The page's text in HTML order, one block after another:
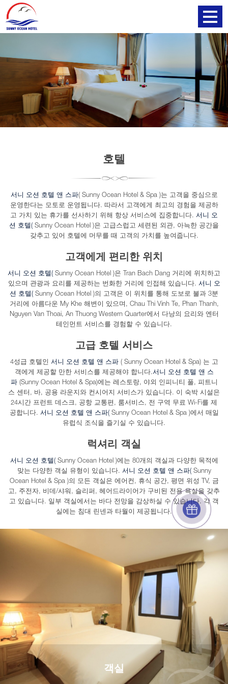
호텔
서니 오션 호텔 앤 스파( Sunny Ocean Hotel & Spa )는 고객을 중심으로
운영한다는 모토로 운영됩니다. 따라서 고객에게 최고의 경험을 제공하
고 가치 있는 휴가를 선사하기 위해 항상 서비스에 집중합니다. 서니 오
션 호텔( Sunny Ocean Hotel )은 고급스럽고 세련된 외관, 아늑한 공간을
갖추고 있어 호텔에 머무를 때 고객의 가치를 높여줍니다.
고객에게 편리한 위치
서니 오션 호텔( Sunny Ocean Hotel )은 Tran Bach Dang 거리에 위치하고
있으며 관광과 요리를 제공하는 번화한 거리에 인접해 있습니다. 서니 오
션 호텔( Sunny Ocean Hotel )의 고객은 이 위치를 통해 도보로 불과 3분
거리에 아름다운 My Khe 해변이 있으며, Chau Thi Vinh Te, Phan Thanh,
Nguyen Van Thoai, An Thuong Western Quarter에서 다낭의 요리와 엔터
테인먼트 서비스를 경험할 수 있습니다.
고급 호텔 서비스
4성급 ​​호텔인 서니 오션 호텔 앤 스파( Sunny Ocean Hotel & Spa) 는 고
객에게 제공할 만한 서비스를 제공해야 합니다.서니 오션 호텔 앤 스
파(Sunny Ocean Hotel & Spa)에는 레스토랑, 야외 인피니티 풀, 피트니
스 센터, 바, 공용 라운지와 컨시어지 서비스가 있습니다. 이 숙박 시설은
24시간 프런트 데스크, 공항 교통편, 룸서비스, 전 구역 무료 Wi-Fi를 제
공합니다. 서니 오션 호텔 앤 스파( Sunny Ocean Hotel & Spa )에서 매일
유럽식 조식을 즐기실 수 있습니다.
럭셔리 객실
서니 오션 호텔( Sunny Ocean Hotel )에는 80개의 객실과 다양한 목적에
맞는 다양한 객실 유형이 있습니다. 서니 오션 호텔 앤 스파( Sunny
Ocean Hotel & Spa )의 모든 객실은 에어컨, 휴식 공간, 평면 위성 TV, 금
고, 주전자, 비데/샤워, 슬리퍼, 헤어드라이어가 구비된 전용 욕실을 갖추
고 있습니다. 일부 객실에서는 바다 전망을 감상하실 수 있습니다. 각 객
실에는 침대 린넨과 타월이 제공됩니다.
객실